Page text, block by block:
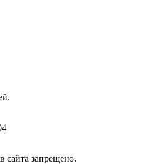
caйтa зaпpeщeнo.